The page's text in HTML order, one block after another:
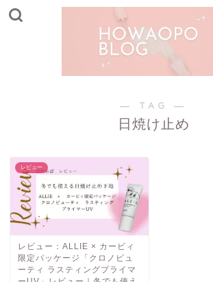
― TAG ―
日焼け止め
レビュー
レビュー：ALLIE × カービィ
限定パッケージ「クロノビュ
ーティ ラスティングプライマ